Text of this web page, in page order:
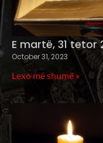
E martë, 31 tetor
October 31, 2023
Lexo më shumë »